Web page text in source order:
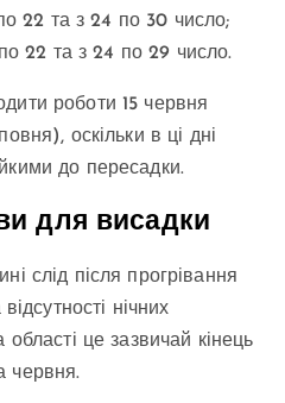
22 та з 24 по 30 число;
22 та з 24 по 29 число.
роботи 15 червня
оскільки в ці дні
до пересадки.
для висадки
слід після прогрівання
нічних
це зазвичай кінець
червня.